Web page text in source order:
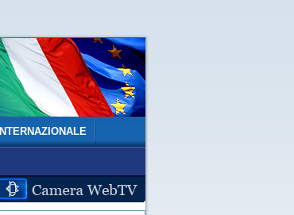
INTERNAZIONALE